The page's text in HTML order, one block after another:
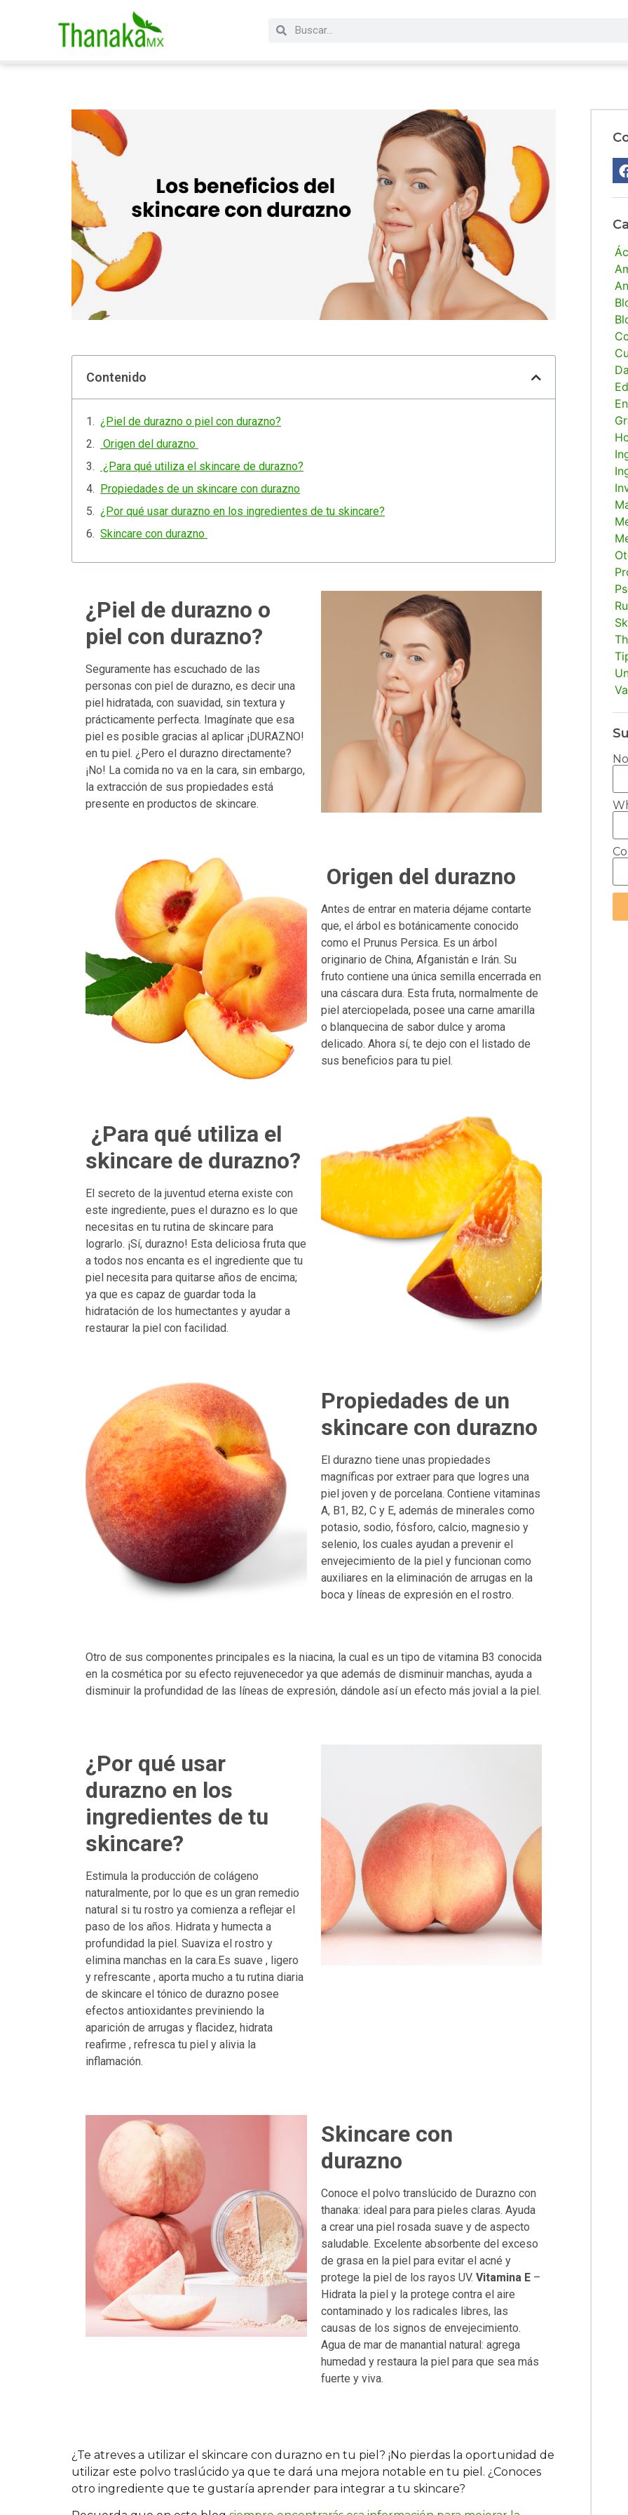
Contenido
¿Piel de durazno o piel con durazno?
Origen del durazno
¿Para qué utiliza el skincare de durazno?
Propiedades de un skincare con durazno
¿Por qué usar durazno en los ingredientes de tu skincare?
Skincare con durazno
¿Piel de durazno o
piel con durazno?
Seguramente has escuchado de las
personas con piel de durazno, es decir una
piel hidratada, con suavidad, sin textura y
prácticamente perfecta. Imagínate que esa
piel es posible gracias al aplicar ¡DURAZNO!
en tu piel. ¿Pero el durazno directamente?
¡No! La comida no va en la cara, sin embargo,
la extracción de sus propiedades está
presente en productos de skincare.
Origen del durazno
Antes de entrar en materia déjame contarte
que, el árbol es botánicamente conocido
como el Prunus Persica. Es un árbol
originario de China, Afganistán e Irán. Su
fruto contiene una única semilla encerrada en
una cáscara dura. Esta fruta, normalmente de
piel aterciopelada, posee una carne amarilla
o blanquecina de sabor dulce y aroma
delicado. Ahora sí, te dejo con el listado de
sus beneficios para tu piel.
¿Para qué utiliza el
skincare de durazno?
El secreto de la juventud eterna existe con
este ingrediente, pues el durazno es lo que
necesitas en tu rutina de skincare para
lograrlo. ¡Sí, durazno! Esta deliciosa fruta que
a todos nos encanta es el ingrediente que tu
piel necesita para quitarse años de encima;
ya que es capaz de guardar toda la
hidratación de los humectantes y ayudar a
restaurar la piel con facilidad.
Propiedades de un
skincare con durazno
El durazno tiene unas propiedades
magníficas por extraer para que logres una
piel joven y de porcelana. Contiene vitaminas
A, B1, B2, C y E, además de minerales como
potasio, sodio, fósforo, calcio, magnesio y
selenio, los cuales ayudan a prevenir el
envejecimiento de la piel y funcionan como
auxiliares en la eliminación de arrugas en la
boca y líneas de expresión en el rostro.
Otro de sus componentes principales es la niacina, la cual es un tipo de vitamina B3 conocida
en la cosmética por su efecto rejuvenecedor ya que además de disminuir manchas, ayuda a
disminuir la profundidad de las líneas de expresión, dándole así un efecto más jovial a la piel.
¿Por qué usar
durazno en los
ingredientes de tu
skincare?
Estimula la producción de colágeno
naturalmente, por lo que es un gran remedio
natural si tu rostro ya comienza a reflejar el
paso de los años. Hidrata y humecta a
profundidad la piel. Suaviza el rostro y
elimina manchas en la cara.Es suave , ligero
y refrescante , aporta mucho a tu rutina diaria
de skincare el tónico de durazno posee
efectos antioxidantes previniendo la
aparición de arrugas y flacidez, hidrata
reafirme , refresca tu piel y alivia la
inflamación.
Skincare con
durazno
Conoce el polvo translúcido de Durazno con
thanaka: ideal para para pieles claras. Ayuda
a crear una piel rosada suave y de aspecto
saludable. Excelente absorbente del exceso
de grasa en la piel para evitar el acné y
protege la piel de los rayos UV. Vitamina E –
Hidrata la piel y la protege contra el aire
contaminado y los radicales libres, las
causas de los signos de envejecimiento.
Agua de mar de manantial natural: agrega
humedad y restaura la piel para que sea más
fuerte y viva.
¿Te atreves a utilizar el skincare con durazno en tu piel? ¡No pierdas la oportunidad de
utilizar este polvo traslúcido ya que te dará una mejora notable en tu piel. ¿Conoces
otro ingrediente que te gustaría aprender para integrar a tu skincare?